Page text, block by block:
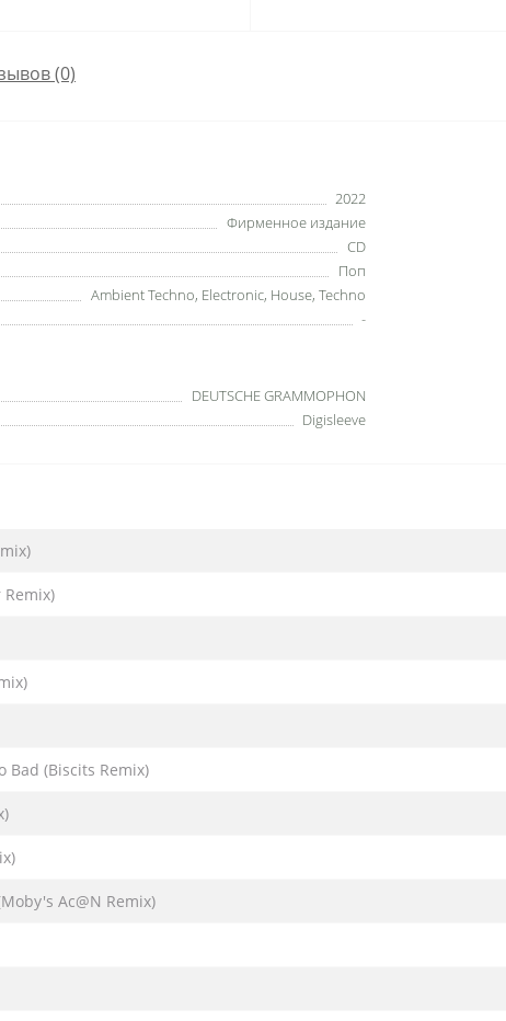
(0)
2022
Фирменное издание
CD
Поп
Ambient Techno, Electronic, House, Techno
-
DEUTSCHE GRAMMOPHON
Digisleeve
Bad (Biscits Remix)
Ac@N Remix)